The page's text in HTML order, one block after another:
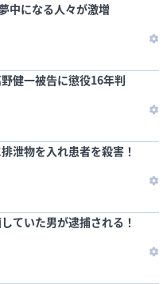
中になる人々が激増
健一被告に懲役16年判
泄物を入れ患者を殺害！
ていた男が逮捕される！